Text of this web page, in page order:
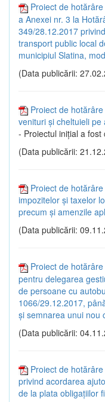
Proiect de
a Anexei nr. 3 la
349/28.12.2017
transport public local
municipiul Slatina,
(Data publicării:
Proiect de
venituri și cheltuieli pe
- Proiectul inițial a
(Data publicării:
Proiect de
impozitelor și taxelor
precum și amenzile
(Data publicării:
Proiect de
pentru delegarea
de persoane cu
1066/29.12.2017,
și semnarea unui nou
(Data publicării:
Proiect de
privind acordarea
de la plata obligațiilor